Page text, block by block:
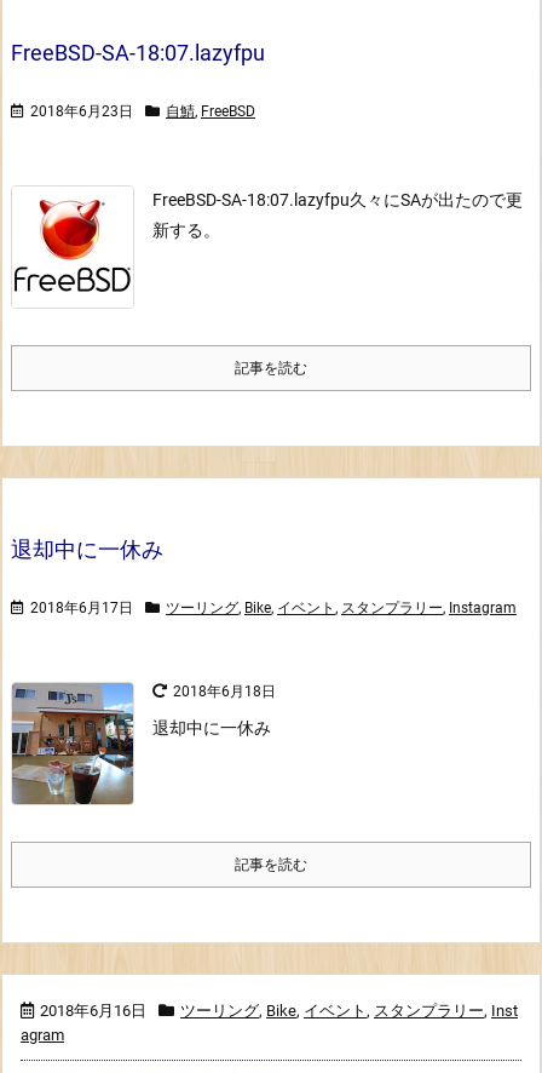
FreeBSD-SA-18:07.lazyfpu
2018年6月23日 自鯖, FreeBSD
FreeBSD-SA-18:07.lazyfpu久々にSAが出たので更
新する。
記事を読む
退却中に一休み
2018年6月17日 ツーリング, Bike, イベント , スタンプラリー, Instagram
2018年6月18日
退却中に一休み
記事を読む
2018年6月16日 ツーリング, Bike, イベント , スタンプラリー, Inst
agram